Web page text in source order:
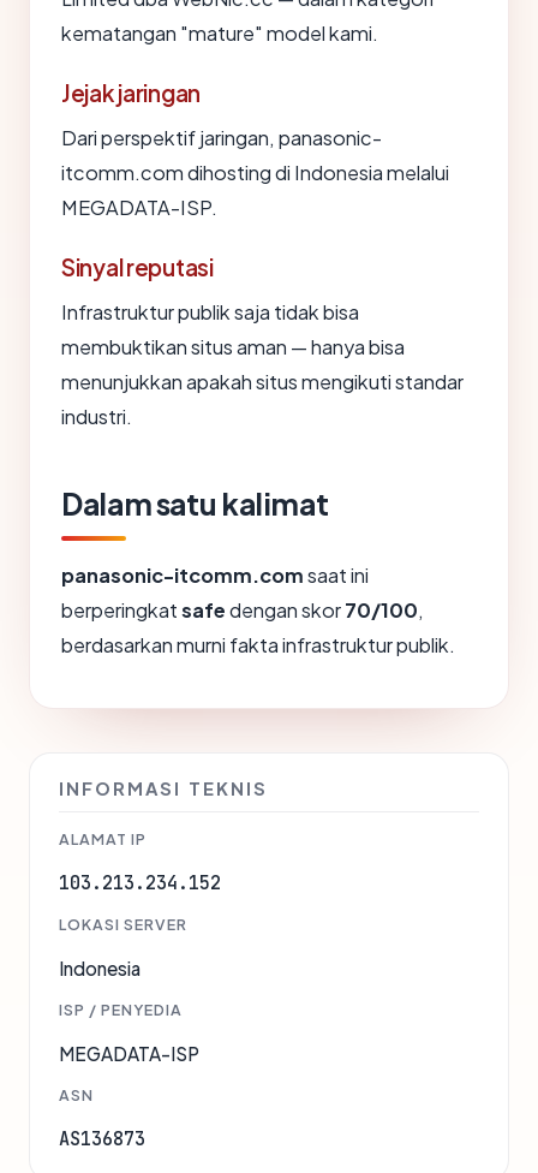
kematangan "mature" model kami.
Jejak jaringan
Dari perspektif jaringan, panasonic-
itcomm.com dihosting di Indonesia melalui
MEGADATA-ISP.
Sinyal reputasi
Infrastruktur publik saja tidak bisa
membuktikan situs aman — hanya bisa
menunjukkan apakah situs mengikuti standar
industri.
Dalam satu kalimat
panasonic-itcomm.comsaat ini
berperingkatsafedengan skor70/100,
berdasarkan murni fakta infrastruktur publik.
INFORMASI TEKNIS
ALAMAT IP
103.213.234.152
LOKASI SERVER
Indonesia
ISP / PENYEDIA
MEGADATA-ISP
ASN
AS136873